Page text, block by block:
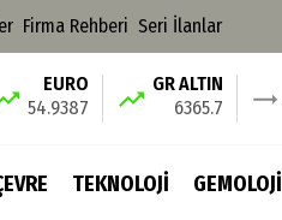
Firma Rehberi Seri İlanlar
EURO
54.9387
GR ALTIN
6365.7
TEKNOLOJİ GEMOLOJİ